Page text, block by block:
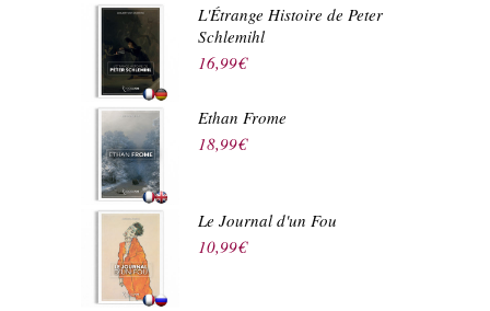
L'Étrange Histoire de Peter
Schlemihl
16,99€
Ethan Frome
18,99€
Le Journal d'un Fou
10,99€